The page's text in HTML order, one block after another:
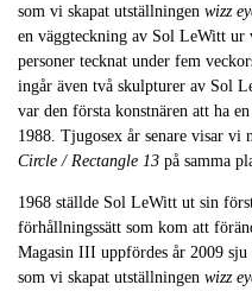
som vi skapat utställningen wizz
en väggteckning av Sol LeWitt ur
personer tecknat under fem
ingår även två skulpturer av Sol
var den första konstnären att ha
1988. Tjugosex år senare visar vi
Circle / Rectangle 13 på samma
1968 ställde Sol LeWitt ut sin
förhållningssätt som kom att
Magasin III uppfördes år 2009 sju
som vi skapat utställningen wizz